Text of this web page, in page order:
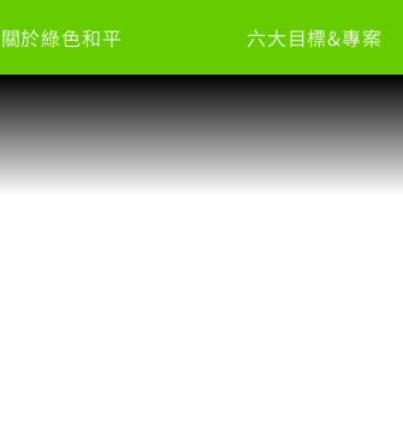
關於綠色和平 六大目標&專案